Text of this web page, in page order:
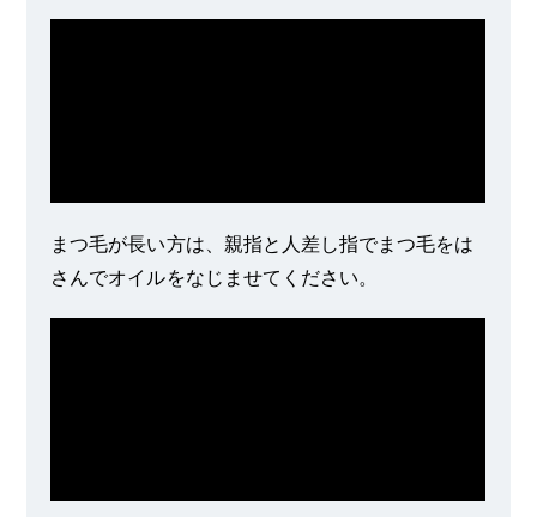
まつ毛が長い方は、親指と人差し指でまつ毛をは
さんでオイルをなじませてください。